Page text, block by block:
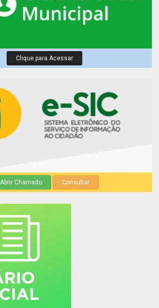
Clique para Acessar
Abrir Chamado Consultar